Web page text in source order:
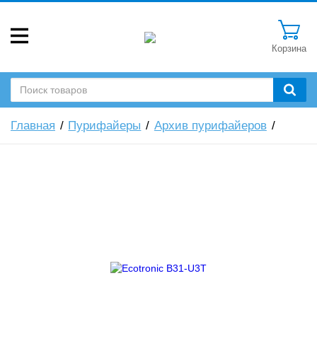
Корзина
Главная Пурифайеры Архив пурифайеров